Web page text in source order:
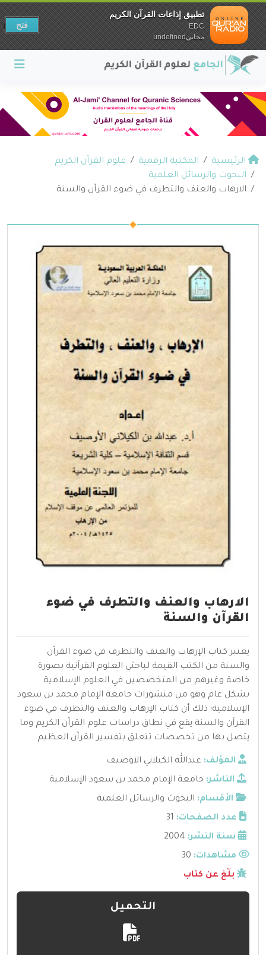
الرئيسية المكتبة الرقمية
علوم القرآن الكريم
البحوث والرسائل العلمية
الارهاب والعنف والتطرف في ضوء القرآن والسنة
الارهاب والعنف والتطرف في ضوء
القرآن والسنة
يعتبر كتاب الإرهاب والعنف والتطرف في ضوء القرآن
والسنة من الكتب القيمة لباحثي العلوم القرآنية بصورة
خاصة وغيرهم من المتخصصين في العلوم الإسلامية
بشكل عام وهو من منشورات جامعة الإمام محمد بن سعود
الإسلامية؛ ذلك أن كتاب الإرهاب والعنف والتطرف في ضوء
القرآن والسنة يقع في نطاق دراسات علوم القرآن الكريم وما
يتصل بها من تخصصات تتعلق بتفسير القرآن العظيم.
المؤلف: عبدالله الكيلاني الاوصيف
الناشر: جامعة الإمام محمد بن سعود الإسلامية
الأقسام: البحوث والرسائل العلمية
عدد الصفحات: 31
سنة النشر: 2004
مشاهدات:
بلّغ عن كتاب
التحميل
تطبيق إذاعات القرآن الكريم
EDC
مجانيundefined
فتح